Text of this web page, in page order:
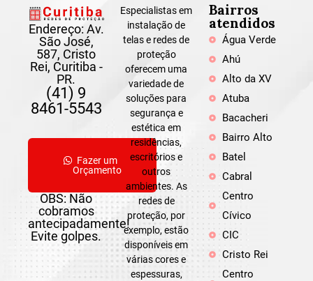
Endereço: Av.
São José,
587, Cristo
Rei, Curitiba -
PR.
(41) 9
8461-5543
Fazer um
Orçamento
OBS: Não
cobramos
antecipadamente!
Evite golpes.
Especialistas em
instalação de
telas e redes de
proteção
oferecem uma
variedade de
soluções para
segurança e
estética em
residências,
escritórios e
outros
ambientes. As
redes de
proteção, por
exemplo, estão
disponíveis em
várias cores e
espessuras,
Bairros
atendidos
Água Verde
Ahú
Alto da XV
Atuba
Bacacheri
Bairro Alto
Batel
Cabral
Centro
Cívico
CIC
Cristo Rei
Centro